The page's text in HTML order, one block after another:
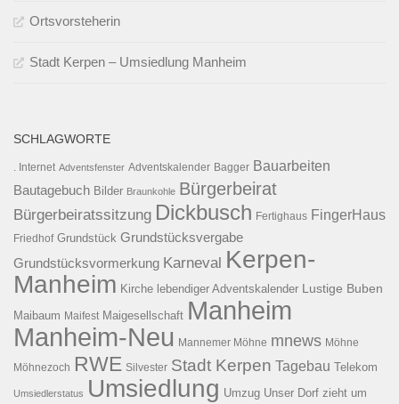
Ortsvorsteherin
Stadt Kerpen – Umsiedlung Manheim
SCHLAGWORTE
. Internet Adventsfenster Adventskalender Bagger Bauarbeiten
Bautagebuch Bilder Braunkohle Bürgerbeirat
Bürgerbeiratssitzung Dickbusch Fertighaus FingerHaus
Friedhof Grundstück Grundstücksvergabe
Grundstücksvormerkung Karneval Kerpen-
Manheim Kirche lebendiger Adventskalender Lustige Buben
Maibaum Maifest Maigesellschaft Manheim
Manheim-Neu Mannemer Möhne mnews Möhne
Möhnezoch RWE Silvester Stadt Kerpen Tagebau Telekom
Umsiedlerstatus Umsiedlung Umzug Unser Dorf zieht um